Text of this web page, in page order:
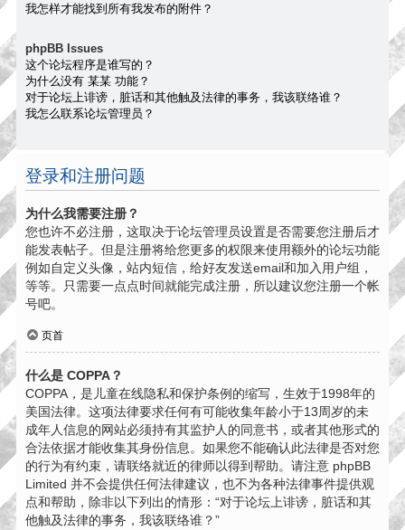
我怎样才能找到所有我发布的附件？
phpBB Issues
这个论坛程序是谁写的？
为什么没有 某某 功能？
对于论坛上诽谤，脏话和其他触及法律的事务，我该联络谁？
我怎么联系论坛管理员？
登录和注册问题
为什么我需要注册？
您也许不必注册，这取决于论坛管理员设置是否需要您注册后才
能发表帖子。但是注册将给您更多的权限来使用额外的论坛功能
例如自定义头像，站内短信，给好友发送email和加入用户组，
等等。只需要一点点时间就能完成注册，所以建议您注册一个帐
号吧。
页首
什么是 COPPA？
COPPA，是儿童在线隐私和保护条例的缩写，生效于1998年的
美国法律。这项法律要求任何有可能收集年龄小于13周岁的未
成年人信息的网站必须持有其监护人的同意书，或者其他形式的
合法依据才能收集其身份信息。如果您不能确认此法律是否对您
的行为有约束，请联络就近的律师以得到帮助。请注意 phpBB
Limited 并不会提供任何法律建议，也不为各种法律事件提供观
点和帮助，除非以下列出的情形：“对于论坛上诽谤，脏话和其
他触及法律的事务，我该联络谁？”